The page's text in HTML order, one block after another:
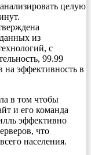
целую
из
с
99.99
на эффективность в
в том чтобы
и его команда
эффективно
что
населения.